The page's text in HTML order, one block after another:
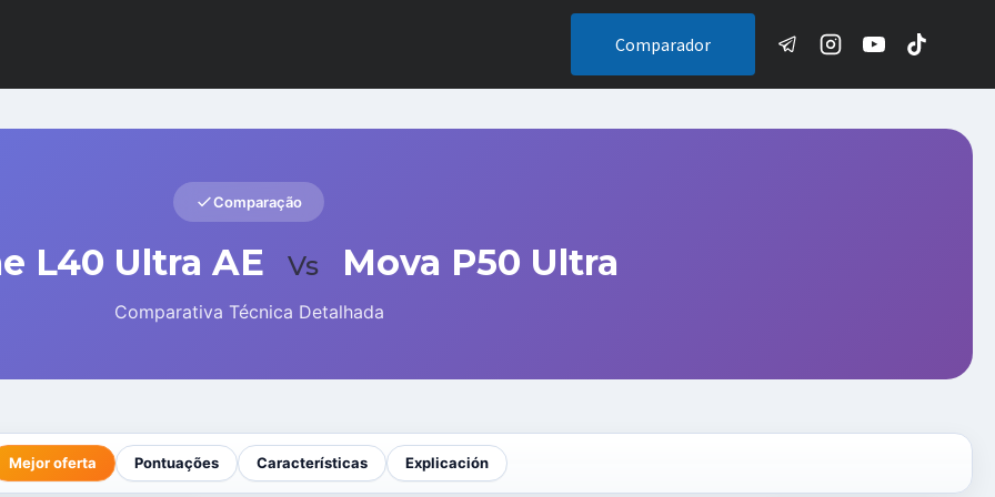
Comparador
Comparação
L40 Ultra AE Vs Mova P50 Ultra
Comparativa Técnica Detalhada
Mejor oferta Pontuações Características Explicación